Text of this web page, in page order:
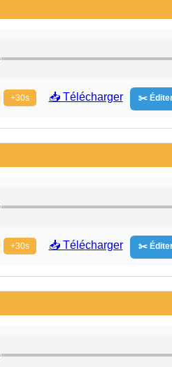
+30s 📥 Télécharger ✂️
+30s 📥 Télécharger ✂️